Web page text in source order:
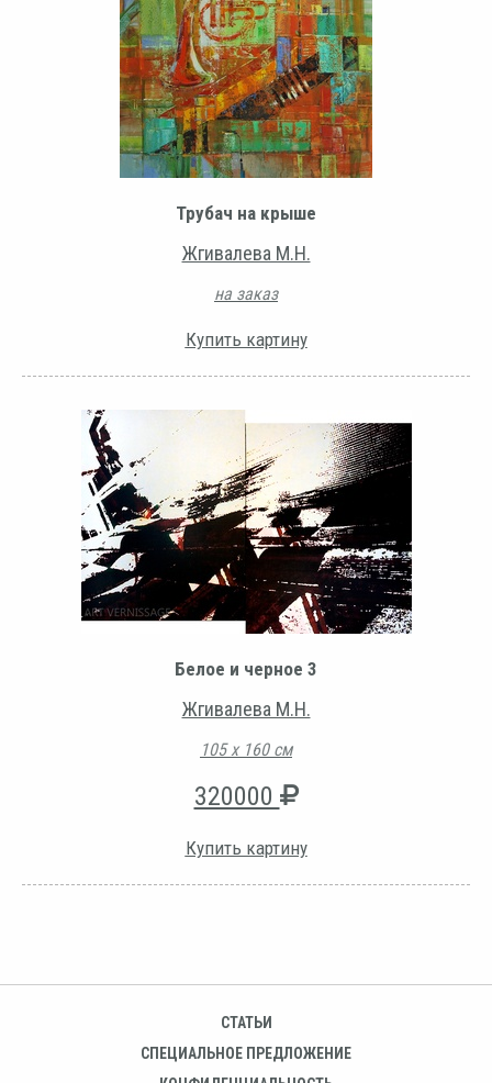
Трубач на крыше
Жгивалева М.Н.
на заказ
Купить картину
Белое и черное 3
Жгивалева М.Н.
105 х 160 см
320000
Купить картину
СТАТЬИ
СПЕЦИАЛЬНОЕ ПРЕДЛОЖЕНИЕ